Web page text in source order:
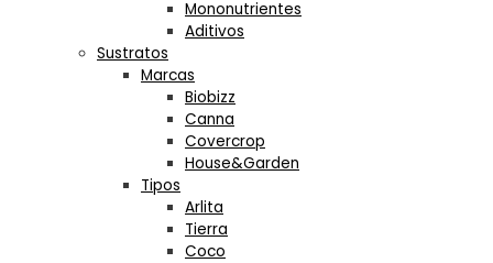
Mononutrientes
Aditivos
Sustratos
Marcas
Biobizz
Canna
Covercrop
House&Garden
Tipos
Arlita
Tierra
Coco